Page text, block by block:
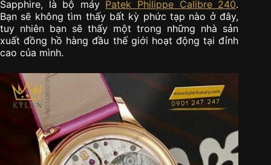
Sapphire, là bộ máy Patek Philippe Calibre 240.
Bạn sẽ không tìm thấy bất kỳ phức tạp nào ở đây,
tuy nhiên bạn sẽ thấy một trong những nhà sản
xuất đồng hồ hàng đầu thế giới hoạt động tại đỉnh
cao của mình.